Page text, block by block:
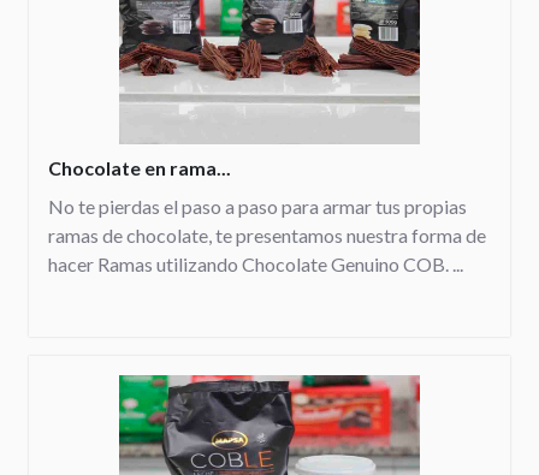
Chocolate en rama...
No te pierdas el paso a paso para armar tus propias
ramas de chocolate, te presentamos nuestra forma de
hacer Ramas utilizando Chocolate Genuino COB. ...